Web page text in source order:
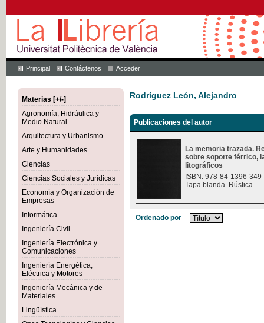
Principal Contáctenos Acceder
Materias [+/-]
Agronomía, Hidráulica y
Medio Natural
Arquitectura y Urbanismo
Arte y Humanidades
Ciencias
Ciencias Sociales y Jurídicas
Economía y Organización de
Empresas
Informática
Ingeniería Civil
Ingeniería Electrónica y
Comunicaciones
Ingeniería Energética,
Eléctrica y Motores
Ingeniería Mecánica y de
Materiales
Lingüística
Rodríguez León, Alejandro
Publicaciones del autor
La memoria trazada.
sobre soporte férrico,
litográficos
ISBN: 978-84-1396-
Tapa blanda. Rústica
Ordenado por